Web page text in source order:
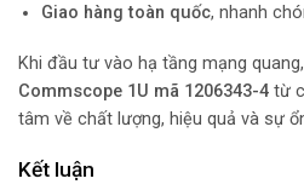
Giao hàng toàn quốc, nhanh
Khi đầu tư vào hạ tầng mạng
Commscope 1U mã 1206343-4 từ
tâm về chất lượng, hiệu quả và sự
Kết luận